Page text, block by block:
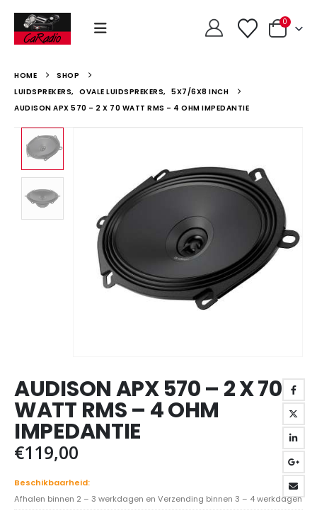
0
HOME
SHOP
LUIDSPREKERS, OVALE LUIDSPREKERS, 5X7/6X8 INCH
AUDISON APX 570 – 2 X 70 WATT RMS – 4 OHM IMPEDANTIE
AUDISON APX 570 – 2 X 70
WATT RMS – 4 OHM
IMPEDANTIE
€119,00
Beschikbaarheid:
Afhalen binnen 2 – 3 werkdagen en Verzending binnen 3 – 4 werkdagen